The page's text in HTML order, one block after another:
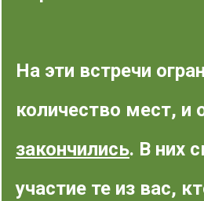
На эти встречи
количество мест, и
закончились. В них
участие те из вас,